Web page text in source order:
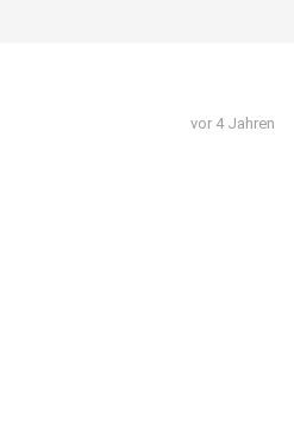
vor 4 Jahren